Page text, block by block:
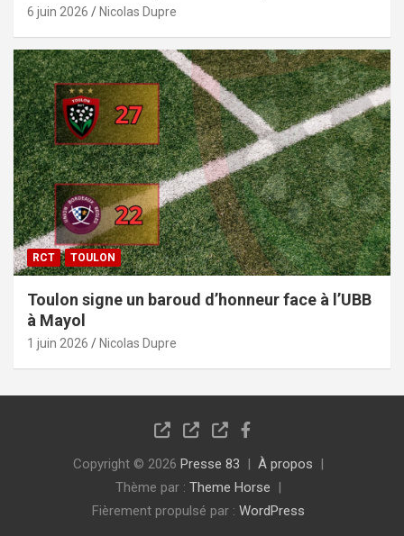
6 juin 2026 Nicolas Dupre
RCT TOULON
Toulon signe un baroud d’honneur face à l’UBB
à Mayol
1 juin 2026 Nicolas Dupre
Copyright © 2026 Presse 83
À propos
Thème par : Theme Horse
Fièrement propulsé par : WordPress